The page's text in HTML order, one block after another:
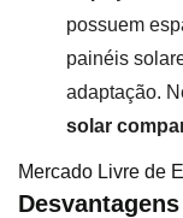
possuem
painéis
adaptação.
solar
Mercado Livre de
Desvantagens